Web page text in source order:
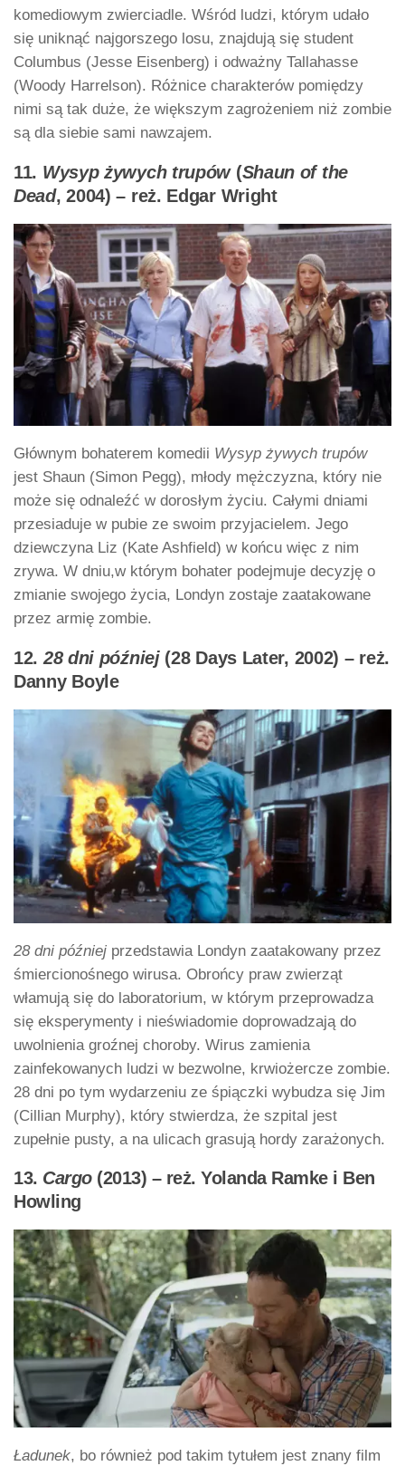
komediowym zwierciadle. Wśród ludzi, którym udało
się uniknąć najgorszego losu, znajdują się student
Columbus (Jesse Eisenberg) i odważny Tallahasse
(Woody Harrelson). Różnice charakterów pomiędzy
nimi są tak duże, że większym zagrożeniem niż zombie
są dla siebie sami nawzajem.
11. Wysyp żywych trupów(Shaun of the
Dead, 2004) – reż. Edgar Wright
Głównym bohaterem komedii Wysyp żywych trupów
jest Shaun (Simon Pegg), młody mężczyzna, który nie
może się odnaleźć w dorosłym życiu. Całymi dniami
przesiaduje w pubie ze swoim przyjacielem. Jego
dziewczyna Liz (Kate Ashfield) w końcu więc z nim
zrywa. W dniu,w którym bohater podejmuje decyzję o
zmianie swojego życia, Londyn zostaje zaatakowane
przez armię zombie.
12. 28 dni później(28 Days Later, 2002) – reż.
Danny Boyle
28 dni później przedstawia Londyn zaatakowany przez
śmiercionośnego wirusa. Obrońcy praw zwierząt
włamują się do laboratorium, w którym przeprowadza
się eksperymenty i nieświadomie doprowadzają do
uwolnienia groźnej choroby. Wirus zamienia
zainfekowanych ludzi w bezwolne, krwiożercze zombie.
28 dni po tym wydarzeniu ze śpiączki wybudza się Jim
(Cillian Murphy), który stwierdza, że szpital jest
zupełnie pusty, a na ulicach grasują hordy zarażonych.
13. Cargo(2013) – reż. Yolanda Ramke i Ben
Howling
Ładunek, bo również pod takim tytułem jest znany film